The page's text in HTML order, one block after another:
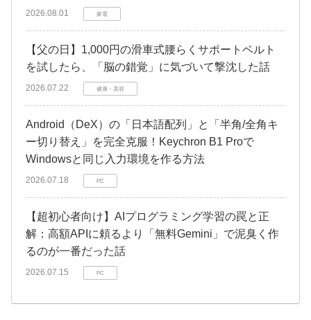
2026.08.01 家電
​【父の日】1,000円の滑車式腰らくサポートベルト
を試したら、「脳の錯覚」に気づいて撃沈した話
2026.07.22 健康・美容
Android（DeX）の「日本語配列」と「半角/全角キ
ー切り替え」を完全克服！Keychron B1 Proで
Windowsと同じ入力環境を作る方法
2026.07.18 PC
【超初心者向け】AIプログラミング学習の罠と正
解：高額APIに頼るより「無料Gemini」で泥臭く作
るのが一番だった話
2026.07.15 PC